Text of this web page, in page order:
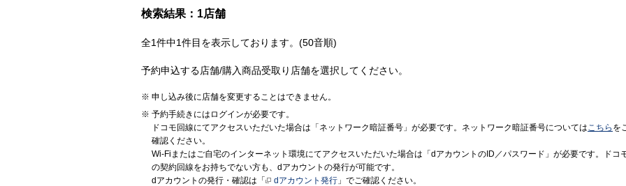
検索結果：1店舗
全1件中1件目を表示しております。(50音順)
予約申込する店舗/購入商品受取り店舗を選択してください。
申し込み後に店舗を変更することはできません。
予約手続きにはログインが必要です。
ドコモ回線にてアクセスいただいた場合は「ネットワーク暗証番号」が必要です。ネットワーク暗証番号についてはこちら を
確認ください。
Wi-Fiまたはご自宅のインターネット環境にてアクセスいただいた場合は「dアカウントのID／パスワード」が必要です。ドコ
の契約回線をお持ちでない方も、dアカウントの発行が可能です。
dアカウントの発行・確認は「
dアカウント発行 」でご確認ください。